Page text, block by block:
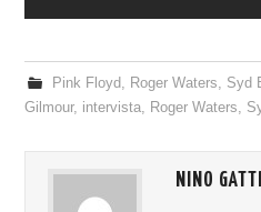
Pink Floyd, Roger Waters, Syd
Gilmour, intervista, Roger Waters,
NINO GATTI